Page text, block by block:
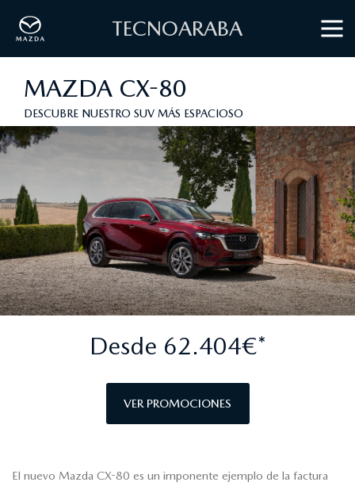
TECNOARABA
MAZDA CX-80
DESCUBRE NUESTRO SUV MÁS ESPACIOSO
Desde 62.404€*
VER PROMOCIONES
El nuevo Mazda CX-80 es un imponente ejemplo de la factura